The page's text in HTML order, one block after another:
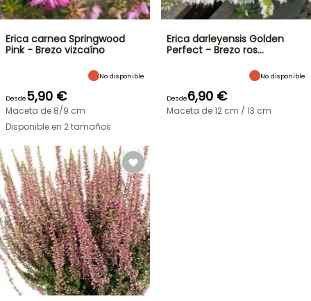
Erica carnea Springwood
Pink - Brezo vizcaíno
No disponible
Desde5,90 €
Maceta de 8/9 cm
Disponible en 2 tamaños
Erica darleyensis Golden
Perfect - Brezo ros…
No disponible
Desde6,90 €
Maceta de 12 cm / 13 cm